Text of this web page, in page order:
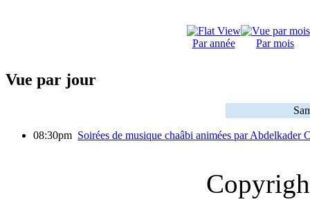
Par année Par mois
Vue par jour
08:30pm Soirées de musique chaâbi animées par Abdelkader